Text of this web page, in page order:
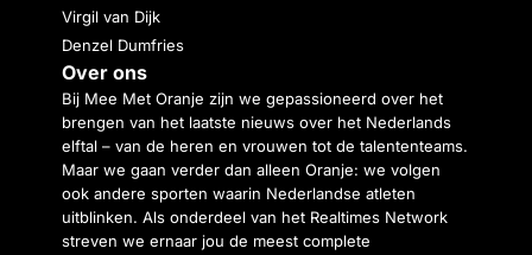
Virgil van Dijk
Denzel Dumfries
Over ons
Bij Mee Met Oranje zijn we gepassioneerd over het
brengen van het laatste nieuws over het Nederlands
elftal – van de heren en vrouwen tot de talententeams.
Maar we gaan verder dan alleen Oranje: we volgen
ook andere sporten waarin Nederlandse atleten
uitblinken. Als onderdeel van het Realtimes Network
streven we ernaar jou de meest complete